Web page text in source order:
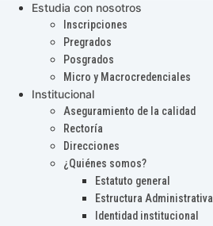
Estudia con nosotros
Inscripciones
Pregrados
Posgrados
Micro y Macrocredenciales
Institucional
Aseguramiento de la calidad
Rectoría
Direcciones
¿Quiénes somos?
Estatuto general
Estructura Administrativa
Identidad institucional